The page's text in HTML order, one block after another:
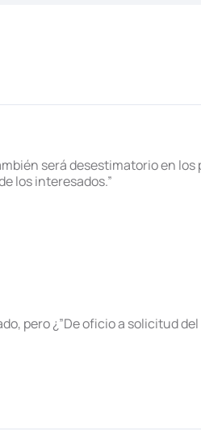
será desestimatorio en
los interesados.”
pero ¿”De oficio a solicitud